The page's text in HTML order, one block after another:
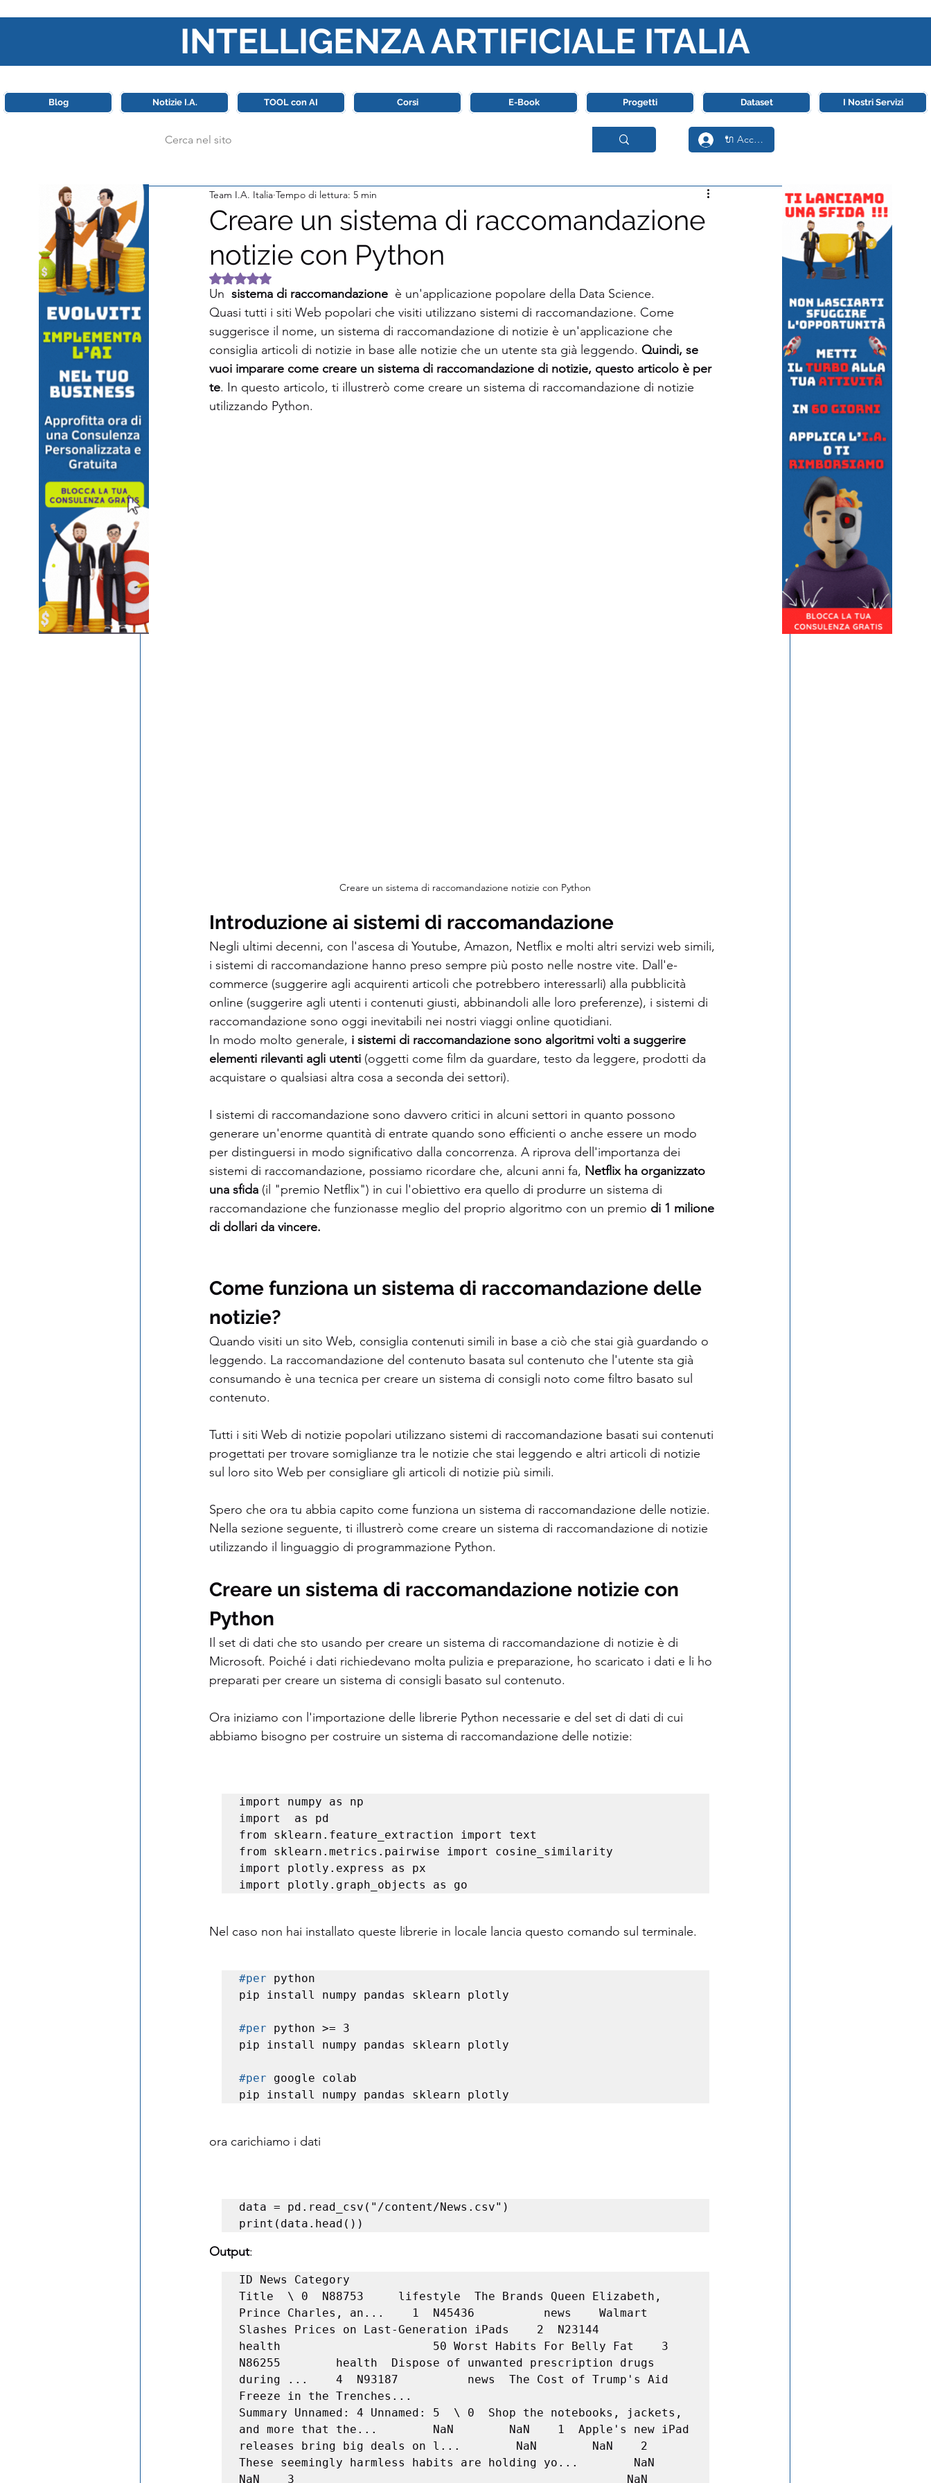
INTELLIGENZA ARTIFICIALE ITALIA
Blog Notizie I.A. TOOL con AI Corsi E-Book Progetti Dataset I Nostri Servizi
🔌 Accedi
Creare un sistema di raccomandazione
notizie con Python
Team I.A. Italia Tempo di lettura: 5 min
Valutazione NaN stelle su 5.
Un sistema di raccomandazione
  è un'applicazione popolare della Data Science.
Quasi tutti i siti Web popolari che visiti utilizzano sistemi di raccomandazione. Come
suggerisce il nome, un sistema di raccomandazione di notizie è un'applicazione che
consiglia articoli di notizie in base alle notizie che un utente sta già leggendo. Quindi, se
vuoi imparare come creare un sistema di raccomandazione di notizie, questo articolo è per
te. In questo articolo, ti illustrerò come creare un sistema di raccomandazione di notizie
utilizzando Python.
Creare un sistema di raccomandazione notizie con Python
Introduzione ai sistemi di raccomandazione
Negli ultimi decenni, con l'ascesa di Youtube, Amazon, Netflix e molti altri servizi web simili,
i sistemi di raccomandazione hanno preso sempre più posto nelle nostre vite. Dall'e-
commerce (suggerire agli acquirenti articoli che potrebbero interessarli) alla pubblicità
online (suggerire agli utenti i contenuti giusti, abbinandoli alle loro preferenze), i sistemi di
raccomandazione sono oggi inevitabili nei nostri viaggi online quotidiani.
In modo molto generale, i sistemi di raccomandazione sono algoritmi volti a suggerire
elementi rilevanti agli utenti (oggetti come film da guardare, testo da leggere, prodotti da
acquistare o qualsiasi altra cosa a seconda dei settori).
I sistemi di raccomandazione sono davvero critici in alcuni settori in quanto possono
generare un'enorme quantità di entrate quando sono efficienti o anche essere un modo
per distinguersi in modo significativo dalla concorrenza. A riprova dell'importanza dei
sistemi di raccomandazione, possiamo ricordare che, alcuni anni fa, Netflix ha organizzato
una sfida (il "premio Netflix") in cui l'obiettivo era quello di produrre un sistema di
raccomandazione che funzionasse meglio del proprio algoritmo con un premio di 1 milione
di dollari da vincere.
Come funziona un sistema di raccomandazione delle
notizie?
Quando visiti un sito Web, consiglia contenuti simili in base a ciò che stai già guardando o
leggendo. La raccomandazione del contenuto basata sul contenuto che l'utente sta già
consumando è una tecnica per creare un sistema di consigli noto come filtro basato sul
contenuto.
Tutti i siti Web di notizie popolari utilizzano sistemi di raccomandazione basati sui contenuti
progettati per trovare somiglianze tra le notizie che stai leggendo e altri articoli di notizie
sul loro sito Web per consigliare gli articoli di notizie più simili.
Spero che ora tu abbia capito come funziona un sistema di raccomandazione delle notizie.
Nella sezione seguente, ti illustrerò come creare un sistema di raccomandazione di notizie
utilizzando il linguaggio di programmazione Python.
Creare un sistema di raccomandazione notizie con
Python
Il set di dati che sto usando per creare un sistema di raccomandazione di notizie è di
Microsoft. Poiché i dati richiedevano molta pulizia e preparazione, ho scaricato i dati e li ho
preparati per creare un sistema di consigli basato sul contenuto.
Ora iniziamo con l'importazione delle librerie Python necessarie e del set di dati di cui
abbiamo bisogno per costruire un sistema di raccomandazione delle notizie:
import numpy as np
import  as pd
from sklearn.feature_extraction import text
from sklearn.metrics.pairwise import cosine_similarity
import plotly.express as px
import plotly.graph_objects as go
Nel caso non hai installato queste librerie in locale lancia questo comando sul terminale.
#per python
pip install numpy pandas sklearn plotly
#per python >= 3
pip install numpy pandas sklearn plotly
#per google colab
pip install numpy pandas sklearn plotly
ora carichiamo i dati
data = pd.read_csv("/content/News.csv")
print(data.head())
Output:
ID News Category
Title  \ 0  N88753     lifestyle  The Brands Queen Elizabeth,
Prince Charles, an...    1  N45436          news    Walmart
Slashes Prices on Last-Generation iPads    2  N23144
health                      50 Worst Habits For Belly Fat    3
N86255        health  Dispose of unwanted prescription drugs
during ...    4  N93187          news  The Cost of Trump's Aid
Freeze in the Trenches...
Summary Unnamed: 4 Unnamed: 5  \ 0  Shop the notebooks, jackets,
and more that the...        NaN        NaN    1  Apple's new iPad
releases bring big deals on l...        NaN        NaN    2
These seemingly harmless habits are holding yo...        NaN
NaN    3                                                NaN